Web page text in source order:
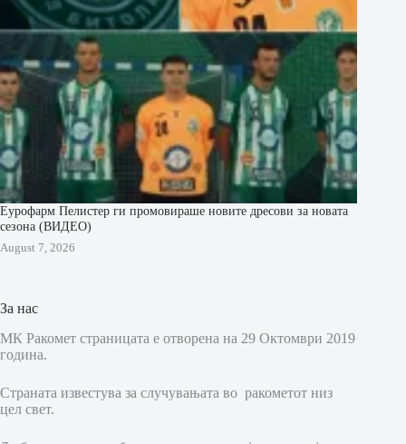
Еурофарм Пелистер ги промовираше новите дресови за новата
сезона (ВИДЕО)
August 7, 2026
За нас
МК Ракомет страницата е отворена на 29 Октомври 2019
година.
Страната известува за случувањата во ракометот низ
цел свет.